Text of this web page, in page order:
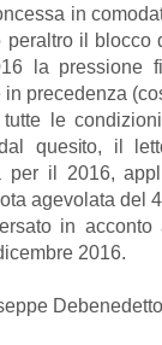
in
peraltro il
la pressione
precedenza
le
quesito, il
per il 2016,
agevolata del
in
2016.
Debenedetto